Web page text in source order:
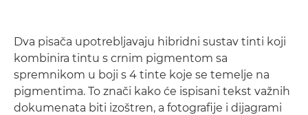
Dva pisača upotrebljavaju hibridni sustav tinti koji
kombinira tintu s crnim pigmentom sa
spremnikom u boji s 4 tinte koje se temelje na
pigmentima. To znači kako će ispisani tekst važnih
dokumenata biti izoštren, a fotografije i dijagrami